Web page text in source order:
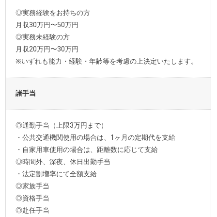
◎実務経験をお持ちの方
月収30万円〜50万円
◎実務未経験の方
月収20万円〜30万円
※いずれも能力・経験・年齢等を考慮の上決定いたします。
諸手当
◎通勤手当（上限3万円まで）
・公共交通機関使用の場合は、1ヶ月の定期代を支給
・自家用車使用の場合は、距離数に応じて支給
◎時間外、深夜、休日出勤手当
・法定割増率にて全額支給
◎家族手当
◎資格手当
◎赴任手当